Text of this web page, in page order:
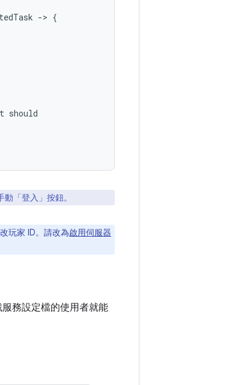
-> {
should
「登入」 按鈕。
玩家 ID。請改為啟用伺服器
務設定檔的使用者就能